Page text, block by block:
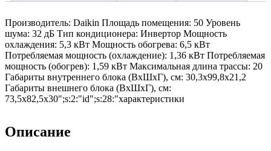
Производитель: Daikin Площадь помещения: 50 Уровень
шума: 32 дБ Тип кондиционера: Инвертор Мощность
охлаждения: 5,3 кВт Мощность обогрева: 6,5 кВт
Потребляемая мощность (охлаждение): 1,36 кВт Потребляемая
мощность (обогрев): 1,59 кВт Максимальная длина трассы: 20
Габариты внутреннего блока (ВхШхГ), см: 30,3x99,8x21,2
Габариты внешнего блока (ВхШхГ), см:
73,5х82,5х30";s:2:"id";s:28:"характеристики
Описание